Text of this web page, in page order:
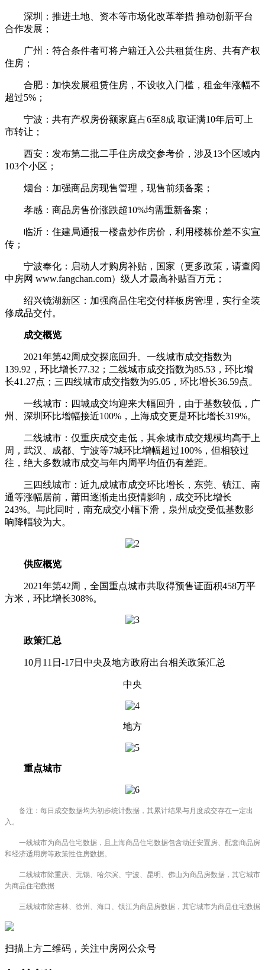
深圳：推进土地、资本等市场化改革举措 推动创新平台
合作发展；
广州：符合条件者可将户籍迁入公共租赁住房、共有产权
住房；
合肥：加快发展租赁住房，不设收入门槛，租金年涨幅不
超过5%；
宁波：共有产权房份额家庭占6至8成 取证满10年后可上
市转让；
西安：发布第二批二手住房成交参考价，涉及13个区域内
103个小区；
烟台：加强商品房现售管理，现售前须备案；
孝感：商品房售价涨跌超10%均需重新备案；
临沂：住建局通报一楼盘炒作房价，利用楼栋价差不实宣
传；
宁波奉化：启动人才购房补贴，国家（更多政策，请查阅
中房网 www.fangchan.com）级人才最高补贴百万元；
绍兴镜湖新区：加强商品住宅交付样板房管理，实行全装
修成品交付。
成交概览
2021年第42周成交探底回升。一线城市成交指数为
139.92，环比增长77.32；二线城市成交指数为85.53，环比增
长41.27点；三四线城市成交指数为95.05，环比增长36.59点。
一线城市：四城成交均迎来大幅回升，由于基数较低，广
州、深圳环比增幅接近100%，上海成交更是环比增长319%。
二线城市：仅重庆成交走低，其余城市成交规模均高于上
周，武汉、成都、宁波等7城环比增幅超过100%，但相较过
往，绝大多数城市成交与年内周平均值仍有差距。
三四线城市：近九成城市成交环比增长，东莞、镇江、南
通等涨幅居前，莆田逐渐走出疫情影响，成交环比增长
243%。与此同时，南充成交小幅下滑，泉州成交受低基数影
响降幅较为大。
供应概览
2021年第42周，全国重点城市共取得预售证面积458万平
方米，环比增长308%。
政策汇总
10月11日-17日中央及地方政府出台相关政策汇总
中央
地方
重点城市
备注：每日成交数据均为初步统计数据，其累计结果与月度成交存在一定出
入。
一线城市为商品住宅数据，且上海商品住宅数据包含动迁安置房、配套商品房
和经济适用房等政策性住房数据。
二线城市除重庆、无锡、哈尔滨、宁波、昆明、佛山为商品房数据，其它城市
为商品住宅数据
三线城市除吉林、徐州、海口、镇江为商品房数据，其它城市为商品住宅数据
扫描上方二维码，关注中房网公众号